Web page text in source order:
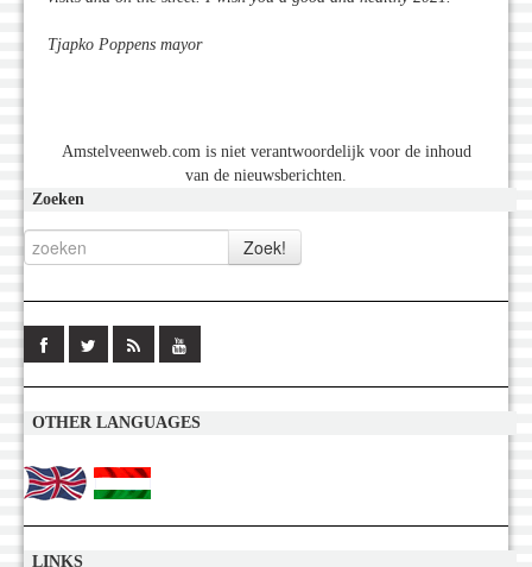
Tjapko Poppens mayor
Amstelveenweb.com is niet verantwoordelijk voor de inhoud
van de nieuwsberichten.
Zoeken
OTHER LANGUAGES
LINKS